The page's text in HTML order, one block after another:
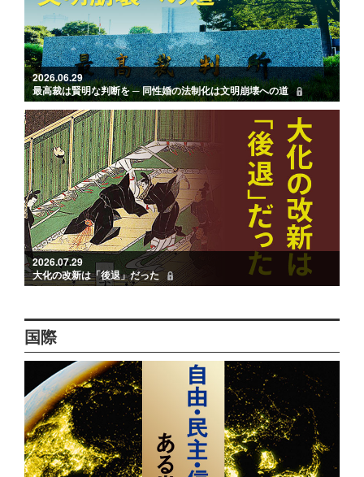
2026.06.29
最高裁は賢明な判断を ─ 同性婚の法制化は文明崩壊への道
2026.07.29
大化の改新は「後退」だった
国際